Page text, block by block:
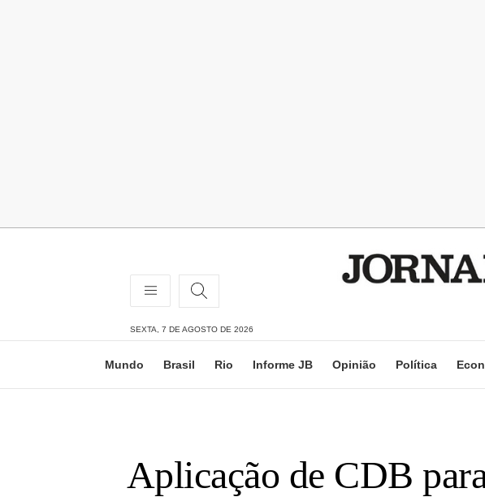
SEXTA, 7 DE AGOSTO DE 2026
Mundo Brasil Rio Informe JB Opinião Política
Aplicação de CDB